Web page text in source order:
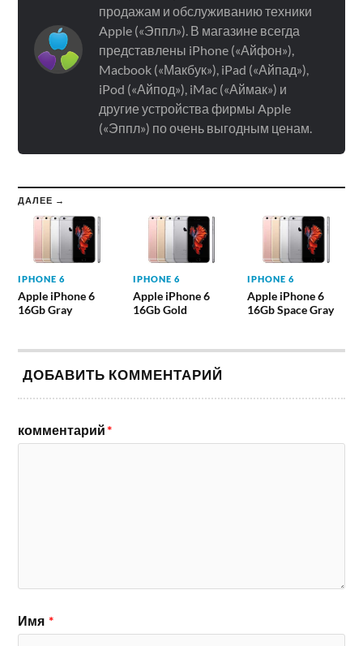
продажам и обслуживанию техники
Apple («Эппл»). В магазине всегда
представлены iPhone («Айфон»),
Macbook («Макбук»), iPad («Айпад»),
iPod («Айпод»), iMac («Аймак») и
другие устройства фирмы Apple
(«Эппл») по очень выгодным ценам.
ДАЛЕЕ →
IPHONE 6
Apple iPhone 6
16Gb Gray
IPHONE 6
Apple iPhone 6
16Gb Gold
IPHONE 6
Apple iPhone 6
16Gb Space Gray
ДОБАВИТЬ КОММЕНТАРИЙ
комментарий*
Имя *